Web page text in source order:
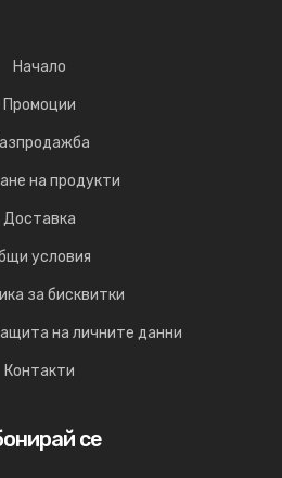
Начало
Промоции
на продукти
Доставка
условия
за бисквитки
на личните данни
Контакти
се